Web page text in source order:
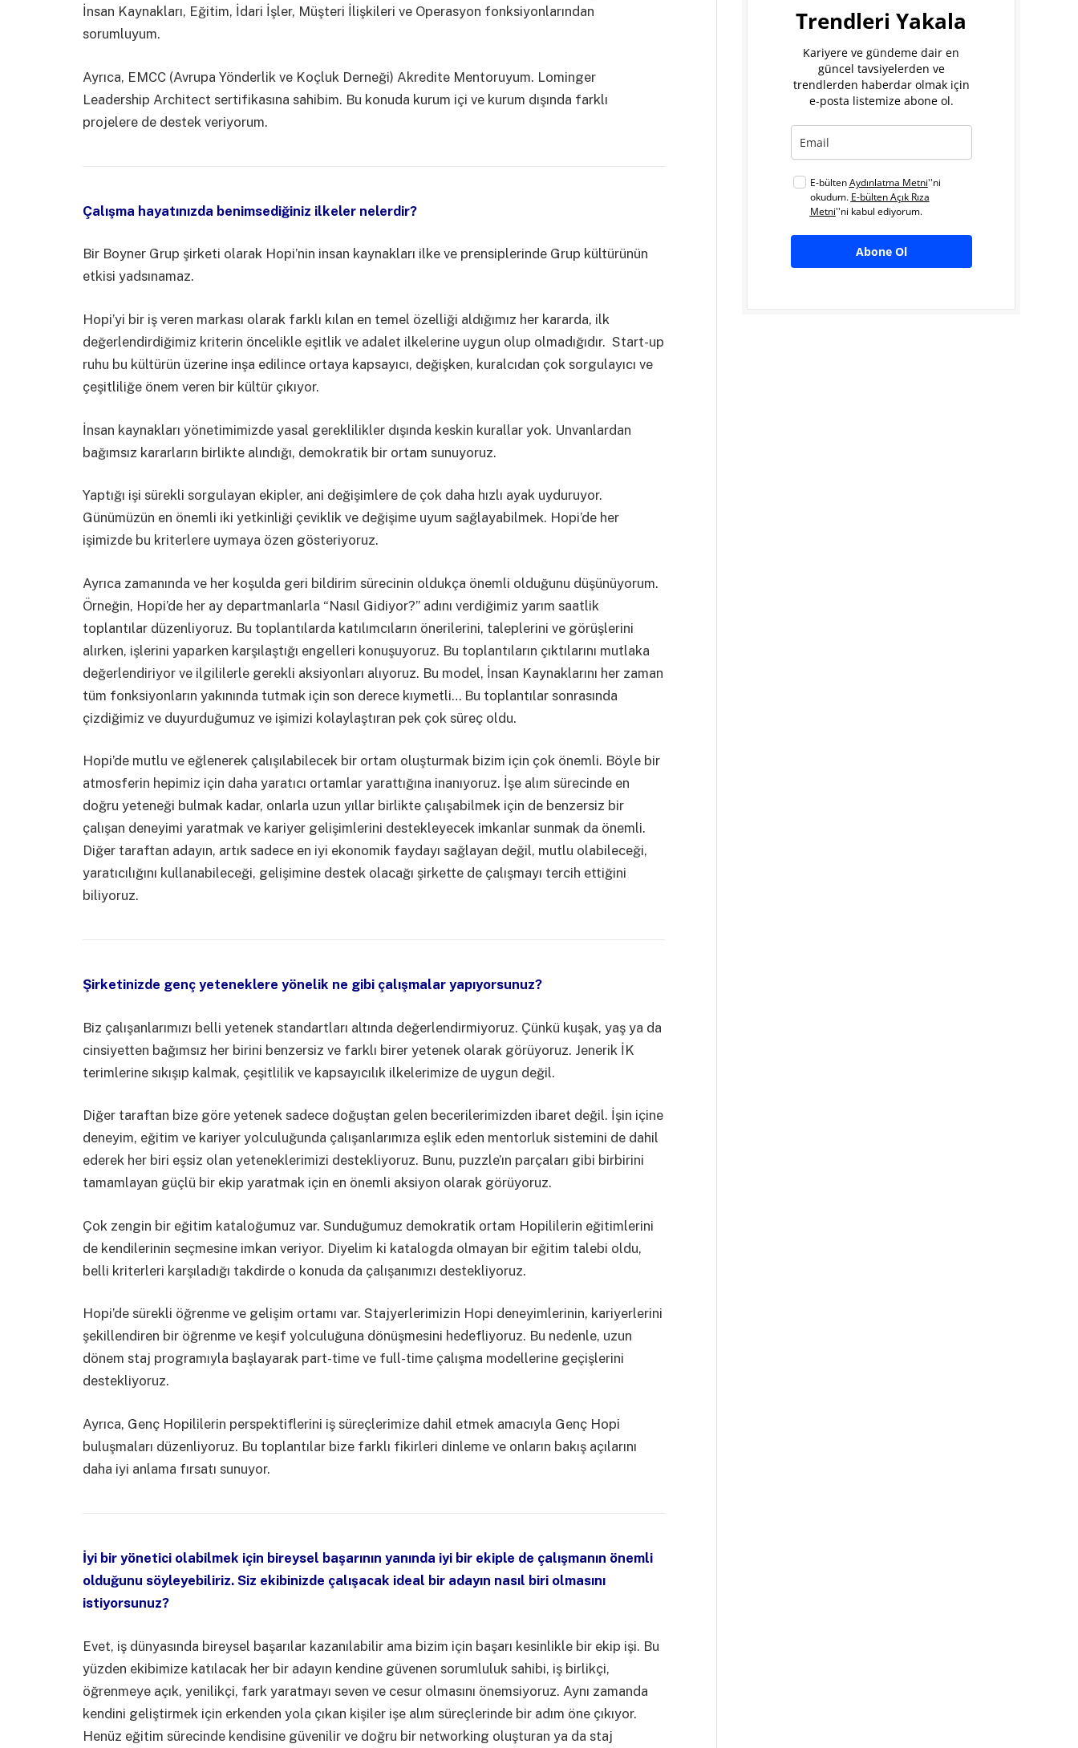
İnsan Kaynakları, Eğitim, İdari İşler, Müşteri İlişkileri ve Operasyon fonksiyonlarından
sorumluyum.
Ayrıca, EMCC (Avrupa Yönderlik ve Koçluk Derneği) Akredite Mentoruyum. Lominger
Leadership Architect sertifikasına sahibim. Bu konuda kurum içi ve kurum dışında farklı
projelere de destek veriyorum.
Çalışma hayatınızda benimsediğiniz ilkeler nelerdir?
Bir Boyner Grup şirketi olarak Hopi’nin insan kaynakları ilke ve prensiplerinde Grup kültürünün
etkisi yadsınamaz.
Hopi’yi bir iş veren markası olarak farklı kılan en temel özelliği aldığımız her kararda, ilk
değerlendirdiğimiz kriterin öncelikle eşitlik ve adalet ilkelerine uygun olup olmadığıdır. Start-up
ruhu bu kültürün üzerine inşa edilince ortaya kapsayıcı, değişken, kuralcıdan çok sorgulayıcı ve
çeşitliliğe önem veren bir kültür çıkıyor.
İnsan kaynakları yönetimimizde yasal gereklilikler dışında keskin kurallar yok. Unvanlardan
bağımsız kararların birlikte alındığı, demokratik bir ortam sunuyoruz.
Yaptığı işi sürekli sorgulayan ekipler, ani değişimlere de çok daha hızlı ayak uyduruyor.
Günümüzün en önemli iki yetkinliği çeviklik ve değişime uyum sağlayabilmek. Hopi’de her
işimizde bu kriterlere uymaya özen gösteriyoruz.
Ayrıca zamanında ve her koşulda geri bildirim sürecinin oldukça önemli olduğunu düşünüyorum.
Örneğin, Hopi’de her ay departmanlarla “Nasıl Gidiyor?” adını verdiğimiz yarım saatlik
toplantılar düzenliyoruz. Bu toplantılarda katılımcıların önerilerini, taleplerini ve görüşlerini
alırken, işlerini yaparken karşılaştığı engelleri konuşuyoruz. Bu toplantıların çıktılarını mutlaka
değerlendiriyor ve ilgililerle gerekli aksiyonları alıyoruz. Bu model, İnsan Kaynaklarını her zaman
tüm fonksiyonların yakınında tutmak için son derece kıymetli… Bu toplantılar sonrasında
çizdiğimiz ve duyurduğumuz ve işimizi kolaylaştıran pek çok süreç oldu.
Hopi’de mutlu ve eğlenerek çalışılabilecek bir ortam oluşturmak bizim için çok önemli. Böyle bir
atmosferin hepimiz için daha yaratıcı ortamlar yarattığına inanıyoruz. İşe alım sürecinde en
doğru yeteneği bulmak kadar, onlarla uzun yıllar birlikte çalışabilmek için de benzersiz bir
çalışan deneyimi yaratmak ve kariyer gelişimlerini destekleyecek imkanlar sunmak da önemli.
Diğer taraftan adayın, artık sadece en iyi ekonomik faydayı sağlayan değil, mutlu olabileceği,
yaratıcılığını kullanabileceği, gelişimine destek olacağı şirkette de çalışmayı tercih ettiğini
biliyoruz.
Şirketinizde genç yeteneklere yönelik ne gibi çalışmalar yapıyorsunuz?
Biz çalışanlarımızı belli yetenek standartları altında değerlendirmiyoruz. Çünkü kuşak, yaş ya da
cinsiyetten bağımsız her birini benzersiz ve farklı birer yetenek olarak görüyoruz. Jenerik İK
terimlerine sıkışıp kalmak, çeşitlilik ve kapsayıcılık ilkelerimize de uygun değil.
Diğer taraftan bize göre yetenek sadece doğuştan gelen becerilerimizden ibaret değil. İşin içine
deneyim, eğitim ve kariyer yolculuğunda çalışanlarımıza eşlik eden mentorluk sistemini de dahil
ederek her biri eşsiz olan yeteneklerimizi destekliyoruz. Bunu, puzzle’ın parçaları gibi birbirini
tamamlayan güçlü bir ekip yaratmak için en önemli aksiyon olarak görüyoruz.
Çok zengin bir eğitim kataloğumuz var. Sunduğumuz demokratik ortam Hopililerin eğitimlerini
de kendilerinin seçmesine imkan veriyor. Diyelim ki katalogda olmayan bir eğitim talebi oldu,
belli kriterleri karşıladığı takdirde o konuda da çalışanımızı destekliyoruz.
Hopi’de sürekli öğrenme ve gelişim ortamı var. Stajyerlerimizin Hopi deneyimlerinin, kariyerlerini
şekillendiren bir öğrenme ve keşif yolculuğuna dönüşmesini hedefliyoruz. Bu nedenle, uzun
dönem staj programıyla başlayarak part-time ve full-time çalışma modellerine geçişlerini
destekliyoruz.
Ayrıca, Genç Hopililerin perspektiflerini iş süreçlerimize dahil etmek amacıyla Genç Hopi
buluşmaları düzenliyoruz. Bu toplantılar bize farklı fikirleri dinleme ve onların bakış açılarını
daha iyi anlama fırsatı sunuyor.
İyi bir yönetici olabilmek için bireysel başarının yanında iyi bir ekiple de çalışmanın önemli
olduğunu söyleyebiliriz. Siz ekibinizde çalışacak ideal bir adayın nasıl biri olmasını
istiyorsunuz?
Evet, iş dünyasında bireysel başarılar kazanılabilir ama bizim için başarı kesinlikle bir ekip işi. Bu
yüzden ekibimize katılacak her bir adayın kendine güvenen sorumluluk sahibi, iş birlikçi,
öğrenmeye açık, yenilikçi, fark yaratmayı seven ve cesur olmasını önemsiyoruz. Aynı zamanda
kendini geliştirmek için erkenden yola çıkan kişiler işe alım süreçlerinde bir adım öne çıkıyor.
Henüz eğitim sürecinde kendisine güvenilir ve doğru bir networking oluşturan ya da staj
Trendleri Yakala
Kariyere ve gündeme dair en
güncel tavsiyelerden ve
trendlerden haberdar olmak için
e-posta listemize abone ol.
E-bültenAydınlatma Metni''ni
okudum. E-bülten Açık Rıza
Metni''ni kabul ediyorum.
Abone Ol